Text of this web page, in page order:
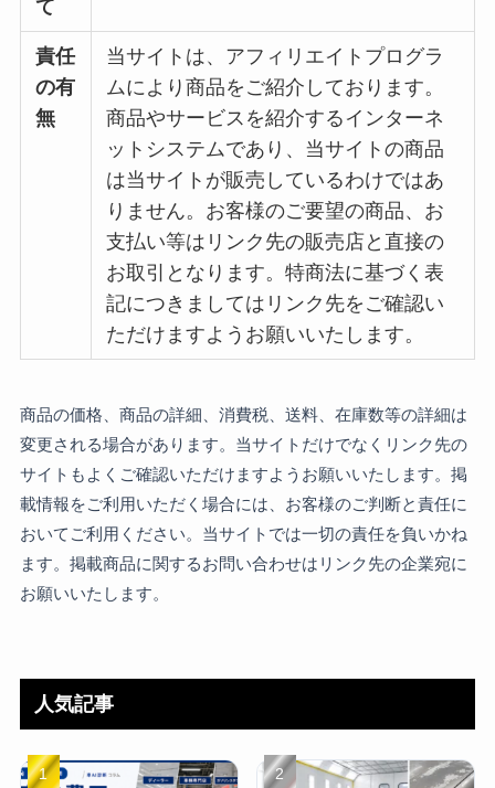
て
責任
の有
無
当サイトは、アフィリエイトプログラ
ムにより商品をご紹介しております。
商品やサービスを紹介するインターネ
ットシステムであり、当サイトの商品
は当サイトが販売しているわけではあ
りません。お客様のご要望の商品、お
支払い等はリンク先の販売店と直接の
お取引となります。特商法に基づく表
記につきましてはリンク先をご確認い
ただけますようお願いいたします。
商品の価格、商品の詳細、消費税、送料、在庫数等の詳細は
変更される場合があります。当サイトだけでなくリンク先の
サイトもよくご確認いただけますようお願いいたします。掲
載情報をご利用いただく場合には、お客様のご判断と責任に
おいてご利用ください。当サイトでは一切の責任を負いかね
ます。掲載商品に関するお問い合わせはリンク先の企業宛に
お願いいたします。
人気記事